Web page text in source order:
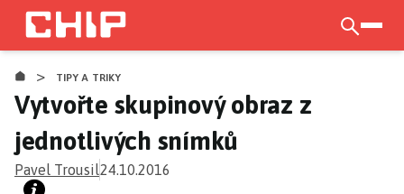
Přejít
hlavnímu
obsahu
> TIPY A TRIKY
Vytvořte skupinový obraz z
jednotlivých snímků
Pavel Trousil24.10.2016